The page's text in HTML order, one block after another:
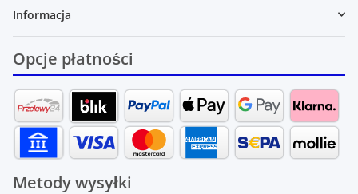
Informacja
Opcje płatności
Metody wysyłki